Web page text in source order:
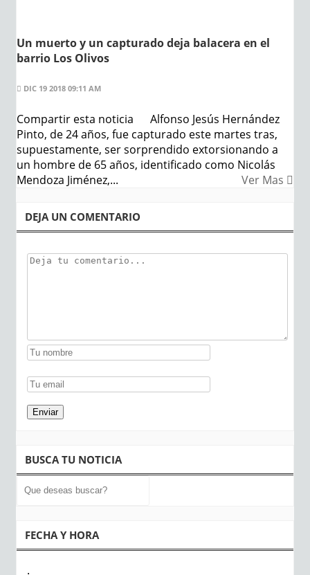
Un muerto y un capturado deja balacera en el
barrio Los Olivos
DIC 19 2018 09:11 AM
Compartir esta noticia Alfonso Jesús Hernández
Pinto, de 24 años, fue capturado este martes tras,
supuestamente, ser sorprendido extorsionando a
un hombre de 65 años, identificado como Nicolás
Mendoza Jiménez,...
Ver Mas
DEJA UN COMENTARIO
BUSCA TU NOTICIA
FECHA Y HORA